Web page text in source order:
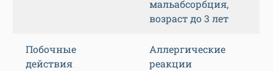
мальабсорбция,
возраст до 3 лет
Побочные
действия
Аллергические
реакции